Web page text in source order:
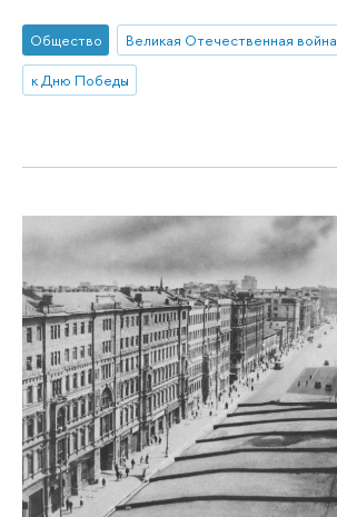
Общество Великая Отечественная война
к Дню Победы